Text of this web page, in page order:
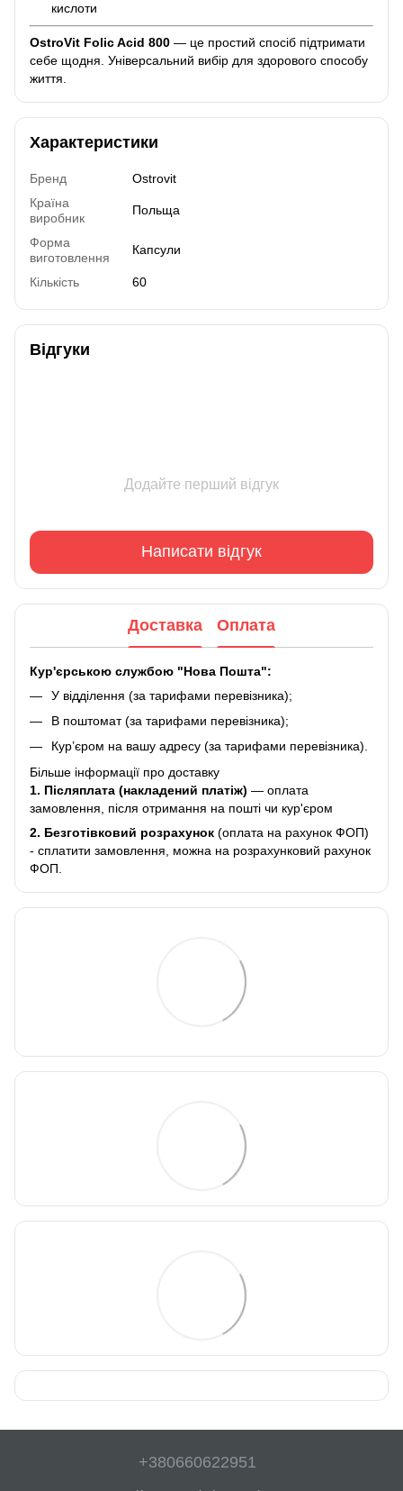
кислоти
OstroVit Folic Acid 800 — це простий спосіб підтримати
себе щодня. Універсальний вибір для здорового способу
життя.
Характеристики
Бренд
Ostrovit
Країна
виробник
Польща
Форма
виготовлення
Капсули
Кількість 60
Відгуки
Додайте перший відгук
Написати відгук
Доставка Оплата
Кур'єрською службою "Нова Пошта":
У відділення (за тарифами перевізника);
В поштомат (за тарифами перевізника);
Кур’єром на вашу адресу (за тарифами перевізника).
Більше інформації про доставку
1. Післяплата (накладений платіж) — оплата
замовлення, після отримання на пошті чи кур'єром
2. Безготівковий розрахунок (оплата на рахунок ФОП)
- сплатити замовлення, можна на розрахунковий рахунок
ФОП.
+380660622951